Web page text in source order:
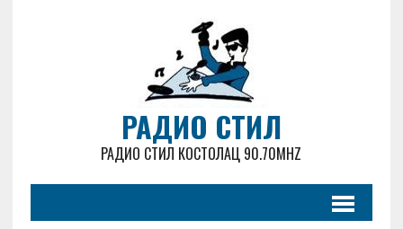
РАДИО СТИЛ
РАДИО СТИЛ КОСТОЛАЦ 90.70MHZ